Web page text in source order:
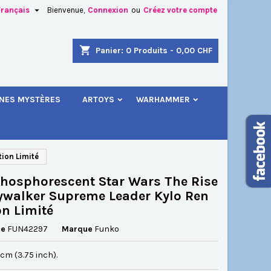
Bienvenue, Connexion ou Créez votre compte

shopping_cart Panier: 0 Produits - 0,00 CHF
MYSTÈRES ARTOYS WARHAMMER
Limité
Star Wars The Rise
Supreme Leader Kylo Ren
Limité
FUN42297 Marque Funko
cm (3.75 inch).